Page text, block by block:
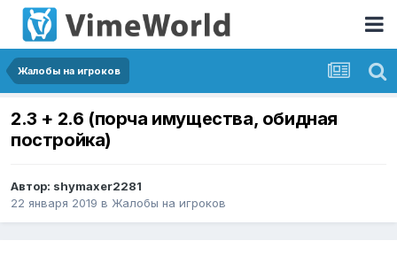
Жалобы на игроков
2.3 + 2.6 (порча имущества, обидная
постройка)
Автор: shymaxer2281
22 января 2019 в Жалобы на игроков